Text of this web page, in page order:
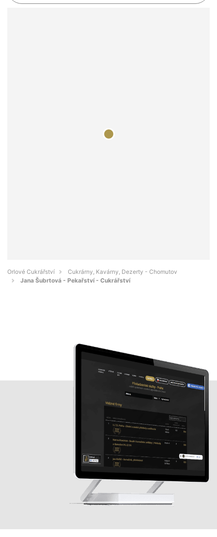
Orlové Cukrářství
Cukrárny, Kavárny, Dezerty - Chomutov
Jana Šubrtová - Pekařství - Cukrářství